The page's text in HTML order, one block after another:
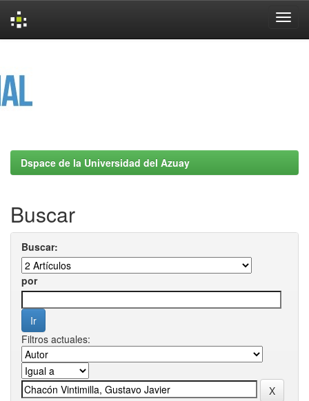
Dspace de la Universidad del Azuay
Buscar
Buscar:
por
Filtros actuales: